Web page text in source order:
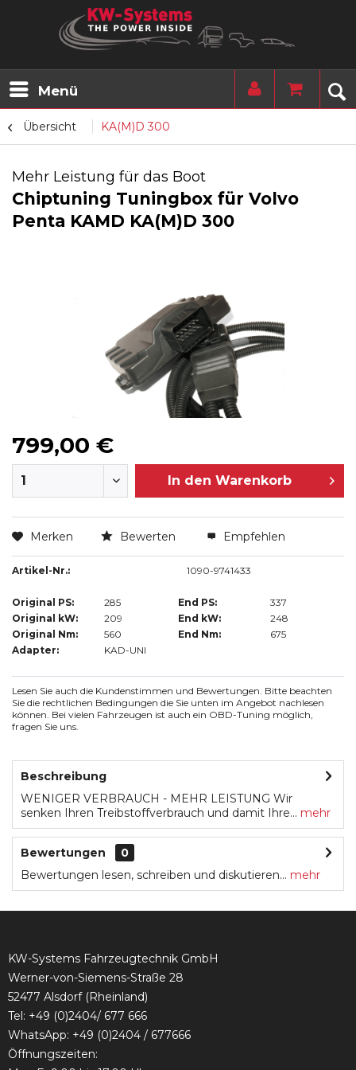
Menü
Übersicht KA(M)D 300
Mehr Leistung für das Boot
Chiptuning Tuningbox für Volvo
Penta KAMD KA(M)D 300
799,00 €
In den Warenkorb
Merken Bewerten Empfehlen
Artikel-Nr.: 1090-9741433
Original PS: 285 End PS:
337
Original kW:
209 End kW:
248
Original Nm:
560 End Nm:
675
Adapter:
KAD-UNI
Lesen Sie auch die Kundenstimmen und Bewertungen. Bitte beachten
Sie die rechtlichen Bedingungen die Sie unten im Angebot nachlesen
können. Bei vielen Fahrzeugen ist auch ein OBD-Tuning möglich,
fragen Sie uns.
Beschreibung
WENIGER VERBRAUCH - MEHR LEISTUNG Wir
senken Ihren Treibstoffverbrauch und damit Ihre... mehr
Bewertungen
0
Bewertungen lesen, schreiben und diskutieren... mehr
KW-Systems Fahrzeugtechnik GmbH
Werner-von-Siemens-Straße 28
52477 Alsdorf (Rheinland)
Tel: +49 (0)2404/ 677 666
WhatsApp: +49 (0)2404 / 677666
Öffnungszeiten: